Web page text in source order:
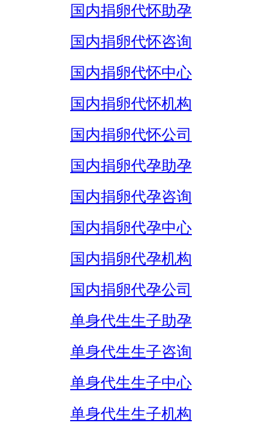
国内捐卵代怀助孕
国内捐卵代怀咨询
国内捐卵代怀中心
国内捐卵代怀机构
国内捐卵代怀公司
国内捐卵代孕助孕
国内捐卵代孕咨询
国内捐卵代孕中心
国内捐卵代孕机构
国内捐卵代孕公司
单身代生生子助孕
单身代生生子咨询
单身代生生子中心
单身代生生子机构